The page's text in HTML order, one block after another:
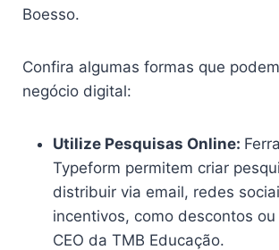
Boesso.
Confira algumas formas que
negócio digital:
Utilize Pesquisas Online:
Typeform permitem criar
distribuir via email, redes
incentivos, como descontos
CEO da TMB Educação.